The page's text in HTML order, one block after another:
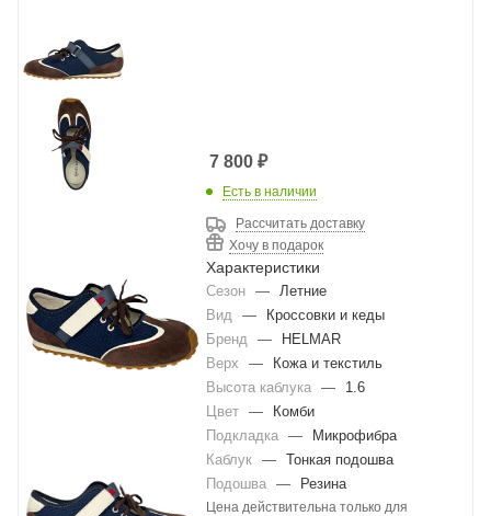
7 800₽
Есть в наличии
Рассчитать доставку
Хочу в подарок
Характеристики
Сезон —
Летние
Вид
—
Кроссовки и кеды
Бренд
—
HELMAR
Верх
—
Кожа и текстиль
Высота каблука —
1.6
Цвет —
Комби
Подкладка —
Микрофибра
Каблук —
Тонкая подошва
Подошва — Резина
Цена действительна только для